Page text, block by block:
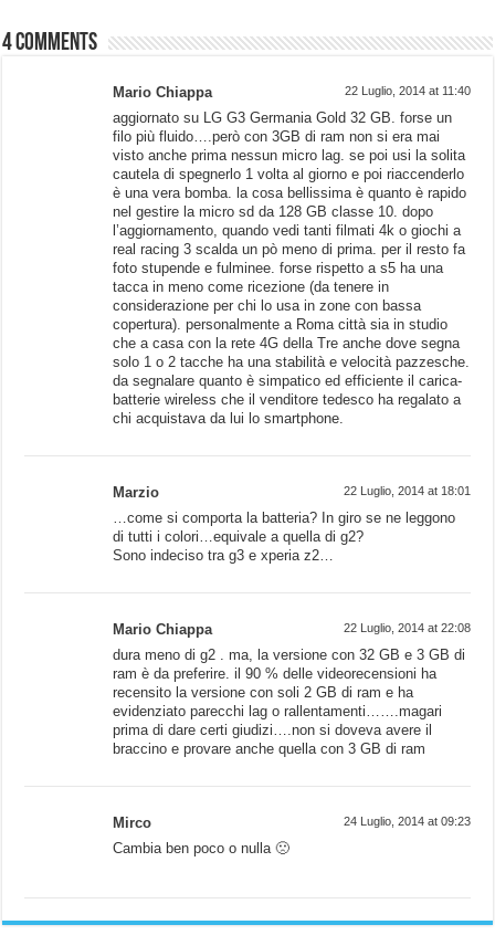
4 comments
Mario Chiappa 22 Luglio, 2014 at 11:40
aggiornato su LG G3 Germania Gold 32 GB. forse un
filo più fluido….però con 3GB di ram non si era mai
visto anche prima nessun micro lag. se poi usi la solita
cautela di spegnerlo 1 volta al giorno e poi riaccenderlo
è una vera bomba. la cosa bellissima è quanto è rapido
nel gestire la micro sd da 128 GB classe 10. dopo
l’aggiornamento, quando vedi tanti filmati 4k o giochi a
real racing 3 scalda un pò meno di prima. per il resto fa
foto stupende e fulminee. forse rispetto a s5 ha una
tacca in meno come ricezione (da tenere in
considerazione per chi lo usa in zone con bassa
copertura). personalmente a Roma città sia in studio
che a casa con la rete 4G della Tre anche dove segna
solo 1 o 2 tacche ha una stabilità e velocità pazzesche.
da segnalare quanto è simpatico ed efficiente il carica-
batterie wireless che il venditore tedesco ha regalato a
chi acquistava da lui lo smartphone.
Marzio 22 Luglio, 2014 at 18:01
…come si comporta la batteria? In giro se ne leggono
di tutti i colori…equivale a quella di g2?
Sono indeciso tra g3 e xperia z2…
Mario Chiappa 22 Luglio, 2014 at 22:08
dura meno di g2 . ma, la versione con 32 GB e 3 GB di
ram è da preferire. il 90 % delle videorecensioni ha
recensito la versione con soli 2 GB di ram e ha
evidenziato parecchi lag o rallentamenti…….magari
prima di dare certi giudizi….non si doveva avere il
braccino e provare anche quella con 3 GB di ram
Mirco 24 Luglio, 2014 at 09:23
Cambia ben poco o nulla 🙁